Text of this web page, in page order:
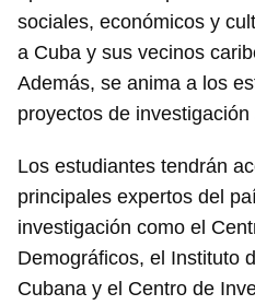
sociales, económicos y
a Cuba y sus vecinos
Además, se anima a los
proyectos de
Los estudiantes tendrán
principales expertos del
investigación como el
Demográficos, el Instituto
Cubana y el Centro de